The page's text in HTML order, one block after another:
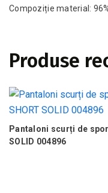
Compoziție material:
Produse
Pantaloni scurți de
SOLID 004896